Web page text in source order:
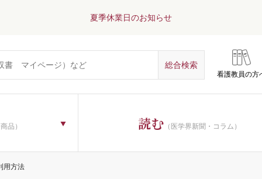
夏季休業日のお知らせ
看護教員の方
品） 読む （医学界新聞・コラム）
用方法